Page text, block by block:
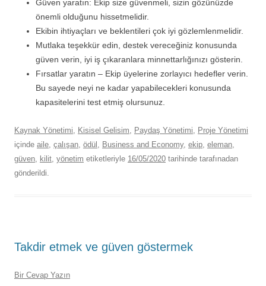
Güven yaratın: Ekip size güvenmeli, sizin gözünüzde
önemli olduğunu hissetmelidir.
Ekibin ihtiyaçları ve beklentileri çok iyi gözlemlenmelidir.
Mutlaka teşekkür edin, destek vereceğiniz konusunda
güven verin, iyi iş çıkaranlara minnettarlığınızı gösterin.
Fırsatlar yaratın – Ekip üyelerine zorlayıcı hedefler verin.
Bu sayede neyi ne kadar yapabilecekleri konusunda
kapasitelerini test etmiş olursunuz.
Kaynak Yönetimi, Kisisel Gelisim, Paydaş Yönetimi, Proje Yönetimi
içinde aile, çalışan, ödül , Business and Economy, ekip, eleman,
güven, kilit, yönetim etiketleriyle 16/05/2020 tarihinde tarafınadan
gönderildi.
Takdir etmek ve güven göstermek
Bir Cevap Yazın